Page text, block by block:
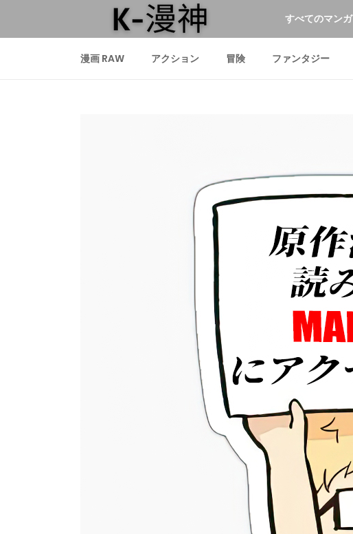
すべてのマンガ
漫画 RAW アクション 冒険 ファンタジー